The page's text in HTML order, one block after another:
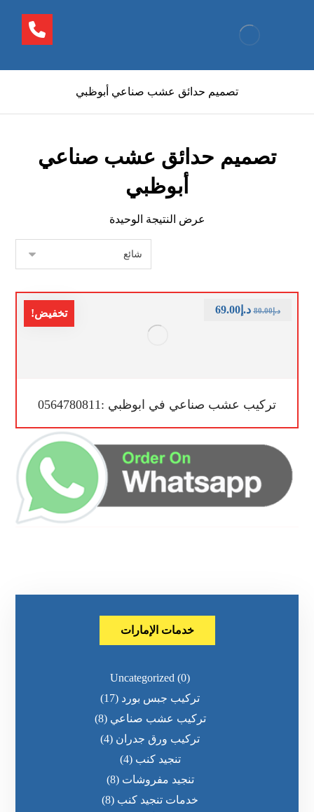
تصميم حدائق عشب صناعي أبوظبي
تصميم حدائق عشب صناعي
أبوظبي
عرض النتيجة الوحيدة
تخفيض!
تركيب عشب صناعي في ابوظبي :0564780811
د.إ80.00 د.إ69.00
خدمات الإمارات
Uncategorized (0)
تركيب جبس بورد (17)
تركيب عشب صناعي (8)
تركيب ورق جدران (4)
تنجيد كنب (4)
تنجيد مفروشات (8)
خدمات تنجيد كنب (8)